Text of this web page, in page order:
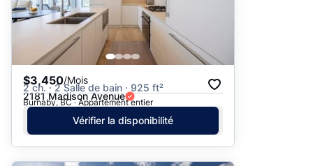
$3,450/Mois
2 ch. · 2 Salle de bain · 925 ft²
2181 Madison Avenue
Burnaby, BC · Appartement entier
Vérifier la disponibilité